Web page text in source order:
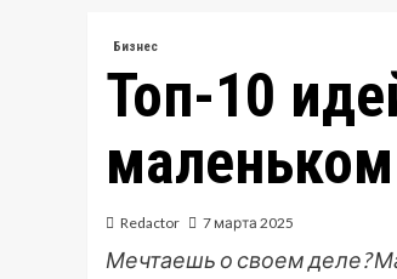
Бизнес
Топ-10
Redactor 7 марта 2025
Мечтаешь о своем деле?